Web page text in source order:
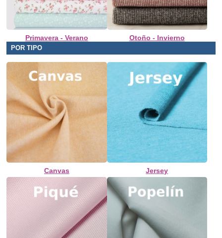
Primavera - Verano Otoño - Invierno
POR TIPO
Canvas Jersey